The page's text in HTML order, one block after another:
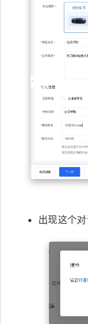
出现这个